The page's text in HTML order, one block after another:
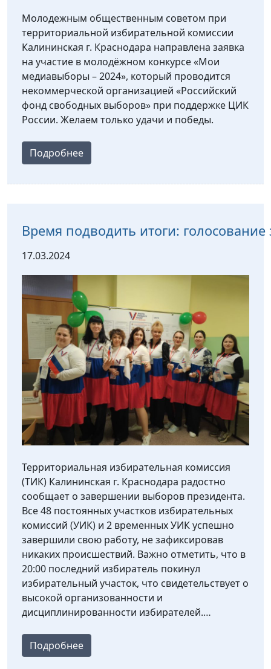
Молодежным общественным советом при
территориальной избирательной комиссии
Калининская г. Краснодара направлена заявка
на участие в молодёжном конкурсе «Мои
медиавыборы – 2024», который проводится
некоммерческой организацией «Российский
фонд свободных выборов» при поддержке ЦИК
России. Желаем только удачи и победы.
Подробнее
Время подводить итоги:
17.03.2024
Территориальная избирательная комиссия
(ТИК) Калининская г. Краснодара радостно
сообщает о завершении выборов президента.
Все 48 постоянных участков избирательных
комиссий (УИК) и 2 временных УИК успешно
завершили свою работу, не зафиксировав
никаких происшествий. Важно отметить, что в
20:00 последний избиратель покинул
избирательный участок, что свидетельствует о
высокой организованности и
дисциплинированности избирателей.…
Подробнее